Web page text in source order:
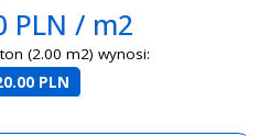
PLN / m2
(2.00 m2) wynosi:
PLN